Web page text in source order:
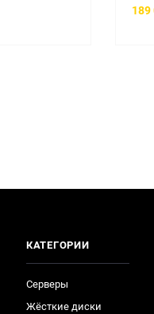
189
КАТЕГОРИИ
Серверы
Жёсткие диски